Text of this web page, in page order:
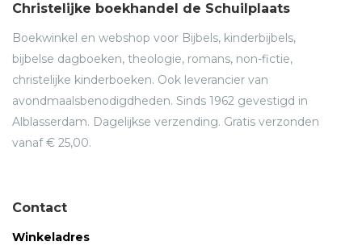
Christelijke boekhandel de Schuilplaats
Boekwinkel en webshop voor Bijbels, kinderbijbels,
bijbelse dagboeken, theologie, romans, non-fictie,
christelijke kinderboeken. Ook leverancier van
avondmaalsbenodigdheden. Sinds 1962 gevestigd in
Alblasserdam. Dagelijkse verzending. Gratis verzonden
vanaf € 25,00.
Contact
Winkeladres